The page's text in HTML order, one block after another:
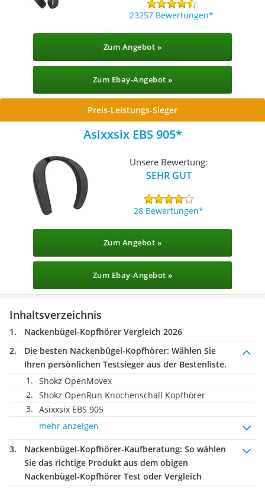
23257 Bewertungen
Zum Angebot »
Zum Ebay-Angebot »
Preis-Leistungs-Sieger
Asixxsix EBS 905
Unsere Bewertung:
SEHR GUT
28 Bewertungen
Zum Angebot »
Zum Ebay-Angebot »
Inhaltsverzeichnis
Nackenbügel-Kopfhörer Vergleich 2026
Die besten Nackenbügel-Kopfhörer: Wählen Sie
Ihren persönlichen Testsieger aus der Bestenliste.
Shokz OpenMovex
Shokz OpenRun Knochenschall Kopfhörer
Asixxsix EBS 905
mehr anzeigen
Nackenbügel-Kopfhörer-Kaufberatung: So wählen
Sie das richtige Produkt aus dem obigen
Nackenbügel-Kopfhörer Test oder Vergleich